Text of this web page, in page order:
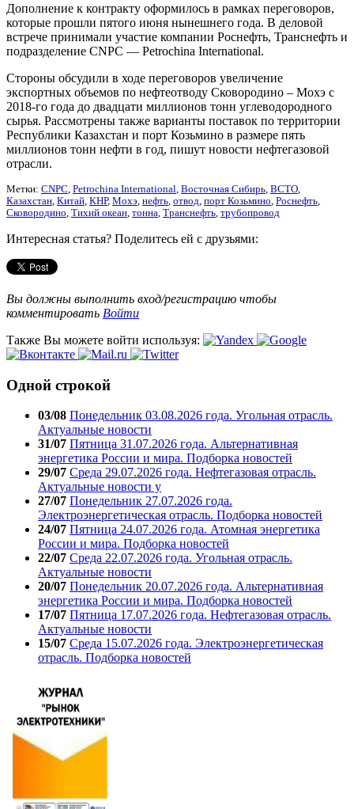
Дополнение к контракту оформилось в рамках переговоров,
которые прошли пятого июня нынешнего года. В деловой
встрече принимали участие компании Роснефть, Транснефть и
подразделение CNPC — Petrochina International.
Стороны обсудили в ходе переговоров увеличение
экспортных объемов по нефтеотводу Сковородино – Мохэ с
2018-го года до двадцати миллионов тонн углеводородного
сырья. Рассмотрены также варианты поставок по территории
Республики Казахстан и порт Козьмино в размере пять
миллионов тонн нефти в год, пишут новости нефтегазовой
отрасли.
Метки: CNPC, Petrochina International, Восточная Сибирь, ВСТО,
Казахстан, Китай, КНР, Мохэ, нефть, отвод, порт Козьмино, Роснефть,
Сковородино, Тихий океан, тонна, Транснефть, трубопровод
Интересная статья? Поделитесь ей с друзьями:
Вы должны выполнить вход/регистрацию чтобы
комментировать Войти
Также Вы можете войти используя:
Одной строкой
03/08 Понедельник 03.08.2026 года. Угольная отрасль.
Актуальные новости
31/07 Пятница 31.07.2026 года. Альтернативная
энергетика России и мира. Подборка новостей
29/07 Среда 29.07.2026 года. Нефтегазовая отрасль.
Актуальные новости у
27/07 Понедельник 27.07.2026 года.
Электроэнергетическая отрасль. Подборка новостей
24/07 Пятница 24.07.2026 года. Атомная энергетика
России и мира. Подборка новостей
22/07 Среда 22.07.2026 года. Угольная отрасль.
Актуальные новости
20/07 Понедельник 20.07.2026 года. Альтернативная
энергетика России и мира. Подборка новостей
17/07 Пятница 17.07.2026 года. Нефтегазовая отрасль.
Актуальные новости
15/07 Среда 15.07.2026 года. Электроэнергетическая
отрасль. Подборка новостей